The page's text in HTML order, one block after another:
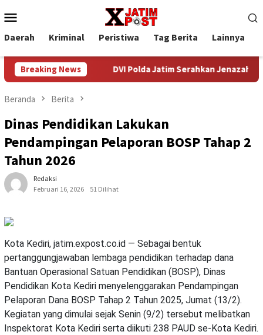
ke
kontenMobile
Daerah Kriminal Peristiwa Tag Berita Lainnya
Breaking News
AD 2026 DVI Polda Jatim Serahkan Jenazah Kelima
Beranda Berita
Dinas Pendidikan Lakukan
Pendampingan Pelaporan BOSP Tahap 2
Tahun 2026
Redaksi
Februari 16, 2026
51 Dilihat
Kota Kediri, jatim.expost.co.id — Sebagai bentuk
pertanggungjawaban lembaga pendidikan terhadap dana
Bantuan Operasional Satuan Pendidikan (BOSP), Dinas
Pendidikan Kota Kediri menyelenggarakan Pendampingan
Pelaporan Dana BOSP Tahap 2 Tahun 2025, Jumat (13/2).
Kegiatan yang dimulai sejak Senin (9/2) tersebut melibatkan
Inspektorat Kota Kediri serta diikuti 238 PAUD se-Kota Kediri.